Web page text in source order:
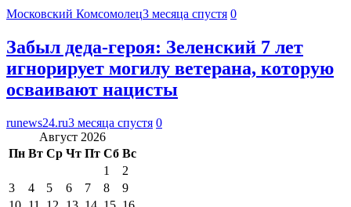
Московский Комсомолец3 месяца спустя 0
Забыл деда-героя: Зеленский 7 лет
игнорирует могилу ветерана, которую
осваивают нацисты
runews24.ru3 месяца спустя 0
Август 2026
Пн Вт Ср Чт Пт Сб Вс
1
2
3
4 5 6 7 8
9